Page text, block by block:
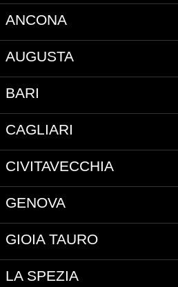
ANCONA
AUGUSTA
BARI
CAGLIARI
CIVITAVECCHIA
GENOVA
GIOIA TAURO
LA SPEZIA